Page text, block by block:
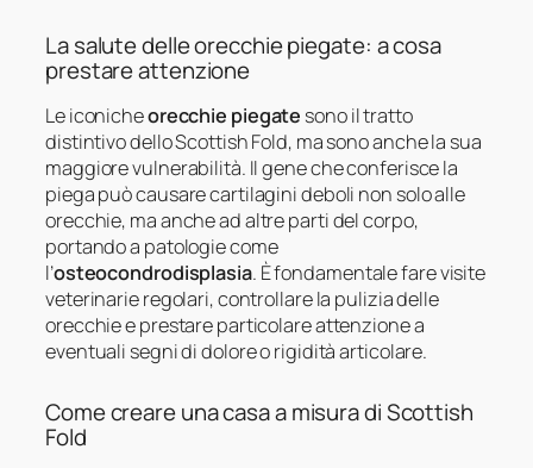
La salute delle orecchie piegate: a cosa
prestare attenzione
Le iconicheorecchie piegate sono il tratto
distintivo dello Scottish Fold, ma sono anche la sua
maggiore vulnerabilità. Il gene che conferisce la
piega può causare cartilagini deboli non solo alle
orecchie, ma anche ad altre parti del corpo,
portando a patologie come
l’osteocondrodisplasia. È fondamentale fare visite
veterinarie regolari, controllare la pulizia delle
orecchie e prestare particolare attenzione a
eventuali segni di dolore o rigidità articolare.
Come creare una casa a misura di Scottish
Fold